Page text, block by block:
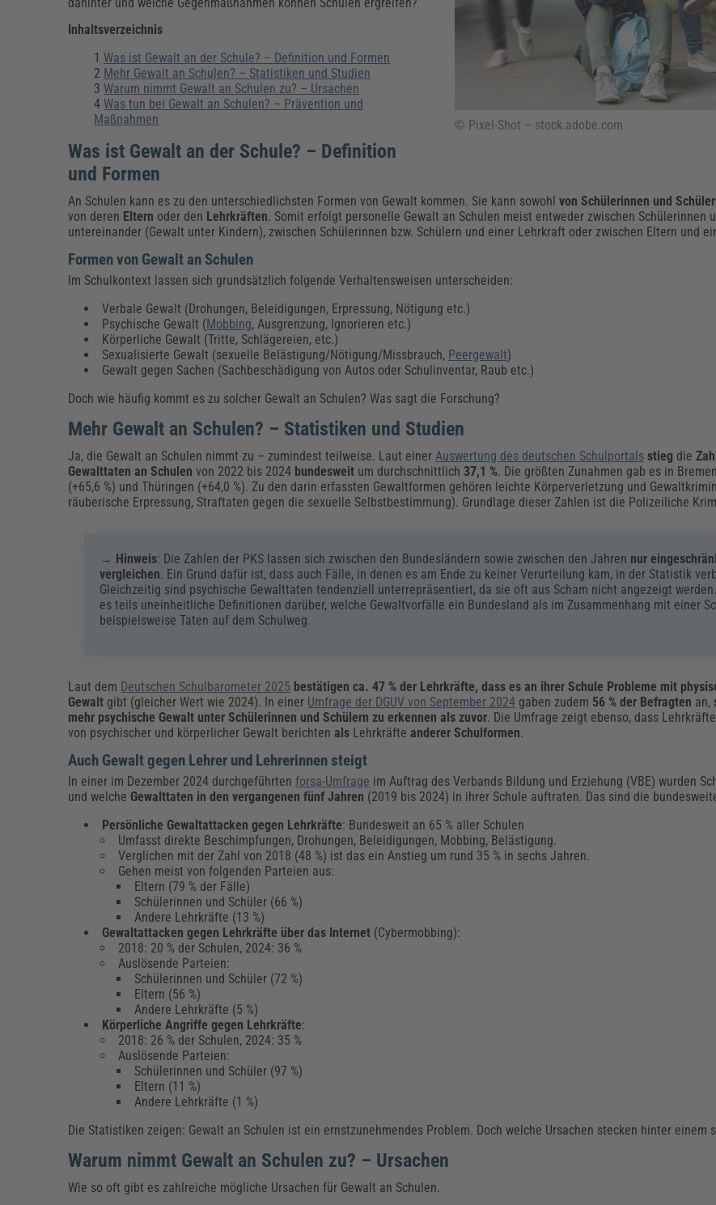
Energie & Umwelt
Führung & Management
Gesundheit & Pflege
Kommunales
Fachpublikationen & Arbeitshilfen
Bauhof
Grünflächen
Verkehrsrecht
Weiterbildungen (AKADEMIE HERKERT)
Bau, Immobilien & Gebäudemanagement
Künstliche Intelligenz
Weiterbildungen (AKADEMIE HERKERT)
Künstliche Intelligenz
Personalwesen
Personal, Ausbildung & Recht
Reisekosten und Finanzen
Reisekosten & Finanzen
Fachpublikationen & Arbeitshilfen
Zollabwicklung & Exportabwicklung Zollverfahren & Zollvorschriften
Weiterbildungen (AKADEMIE HERKERT)
Zoll & Export
© Pixel-Shot – stock.adobe.com
Inhaltsverzeichnis
Was ist Gewalt an der Schule? – Definition und Formen
Mehr Gewalt an Schulen? – Statistiken und Studien
Warum nimmt Gewalt an Schulen zu? – Ursachen
Was tun bei Gewalt an Schulen? – Prävention und
Maßnahmen
Was ist Gewalt an der Schule? – Definition
und Formen
An Schulen kann es zu den unterschiedlichsten Formen von Gewalt kommen. Sie kann sowohlvon Schülerinnen und
von deren Eltern oder den Lehrkräften. Somit erfolgt personelle Gewalt an Schulen meist entweder zwischen Schülerinnen
untereinander (Gewalt unter Kindern), zwischen Schülerinnen bzw. Schülern und einer Lehrkraft oder zwischen Eltern und
Formen von Gewalt an Schulen
Im Schulkontext lassen sich grundsätzlich folgende Verhaltensweisen unterscheiden:
Verbale Gewalt (Drohungen, Beleidigungen, Erpressung, Nötigung etc.)
Psychische Gewalt (Mobbing, Ausgrenzung, Ignorieren etc.)
Körperliche Gewalt (Tritte, Schlägereien, etc.)
Sexualisierte Gewalt (sexuelle Belästigung/Nötigung/Missbrauch, Peergewalt)
Gewalt gegen Sachen (Sachbeschädigung von Autos oder Schulinventar, Raub etc.)
Doch wie häufig kommt es zu solcher Gewalt an Schulen? Was sagt die Forschung?
Mehr Gewalt an Schulen? – Statistiken und Studien
Ja, die Gewalt an Schulen nimmt zu – zumindest teilweise. Laut einer Auswertung des deutschen Schulportals stieg die
Gewalttaten an Schulen von 2022 bis 2024 bundesweit um durchschnittlich37,1 %. Die größten Zunahmen gab es in
(+65,6 %) und Thüringen (+64,0 %). Zu den darin erfassten Gewaltformen gehören leichte Körperverletzung und
räuberische Erpressung, Straftaten gegen die sexuelle Selbstbestimmung). Grundlage dieser Zahlen ist die Polizeiliche
→ Hinweis: Die Zahlen der PKS lassen sich zwischen den Bundesländern sowie zwischen den Jahren nur
vergleichen. Ein Grund dafür ist, dass auch Fälle, in denen es am Ende zu keiner Verurteilung kam, in der Statistik
Gleichzeitig sind psychische Gewalttaten tendenziell unterrepräsentiert, da sie oft aus Scham nicht angezeigt
es teils uneinheitliche Definitionen darüber, welche Gewaltvorfälle ein Bundesland als im Zusammenhang mit einer
beispielsweise Taten auf dem Schulweg.
Laut dem Deutschen Schulbarometer 2025 bestätigen ca. 47 % der Lehrkräfte, dass es an ihrer Schule Probleme mit
Gewalt gibt (gleicher Wert wie 2024). In einer Umfrage der DGUV von September 2024 gaben zudem 56 % der Befragten an,
mehr psychische Gewalt unter Schülerinnen und Schülern zu erkennen als zuvor. Die Umfrage zeigt ebenso, dass
von psychischer und körperlicher Gewalt berichtenals Lehrkräfteanderer Schulformen.
Auch Gewalt gegen Lehrer und Lehrerinnen steigt
In einer im Dezember 2024 durchgeführtenforsa-Umfrage im Auftrag des Verbands Bildung und Erziehung (VBE) wurden
und welche Gewalttaten in den vergangenen fünf Jahren (2019 bis 2024) in ihrer Schule auftraten. Das sind die
Persönliche Gewaltattacken gegen Lehrkräfte: Bundesweit an 65 % aller Schulen
Umfasst direkte Beschimpfungen, Drohungen, Beleidigungen, Mobbing, Belästigung.
Verglichen mit der Zahl von 2018 (48 %) ist das ein Anstieg um rund 35 % in sechs Jahren.
Gehen meist von folgenden Parteien aus:
Eltern (79 % der Fälle)
Schülerinnen und Schüler (66 %)
Andere Lehrkräfte (13 %)
Gewaltattacken gegen Lehrkräfte über das Internet (Cybermobbing):
2018: 20 % der Schulen, 2024: 36 %
Auslösende Parteien:
Schülerinnen und Schüler (72 %)
Eltern (56 %)
Andere Lehrkräfte (5 %)
Körperliche Angriffe gegen Lehrkräfte:
2018: 26 % der Schulen, 2024: 35 %
Auslösende Parteien:
Schülerinnen und Schüler (97 %)
Eltern (11 %)
Andere Lehrkräfte (1 %)
Die Statistiken zeigen: Gewalt an Schulen ist ein ernstzunehmendes Problem. Doch welche Ursachen stecken hinter einem
Warum nimmt Gewalt an Schulen zu? – Ursachen
Wie so oft gibt es zahlreiche mögliche Ursachen für Gewalt an Schulen.